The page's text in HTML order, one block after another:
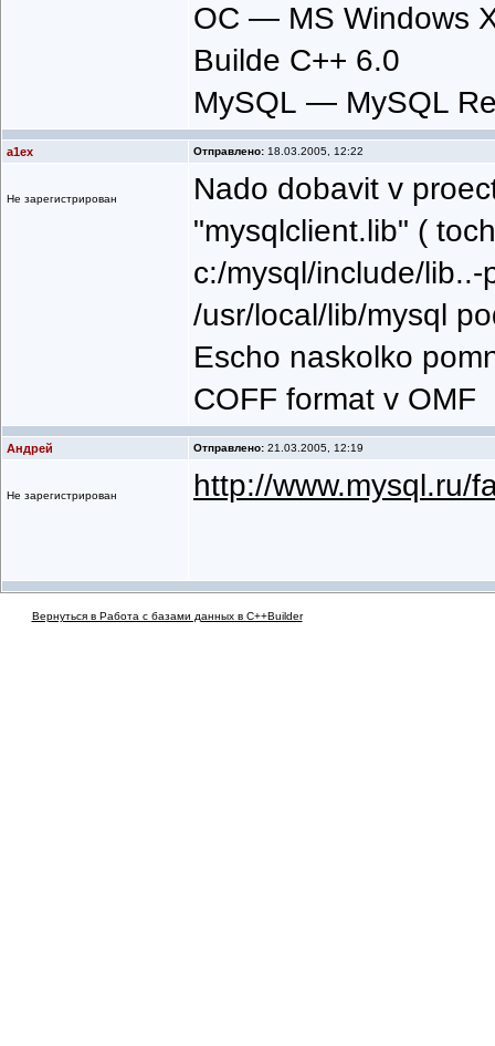
ОС — MS Windows
Builde C++ 6.0
MySQL — MySQL
a1ex Отправлено: 18.03.2005, 12:22
Не зарегистрирован
Nado dobavit v
"mysqlclient.lib" (
c:/mysql/include/
/usr/local/lib/mysql
Escho naskolko
COFF format v OMF
Андрей Отправлено: 21.03.2005, 12:19
Не зарегистрирован http://www.mysql.ru/
Вернуться в Работа с базами данных в C++Builder